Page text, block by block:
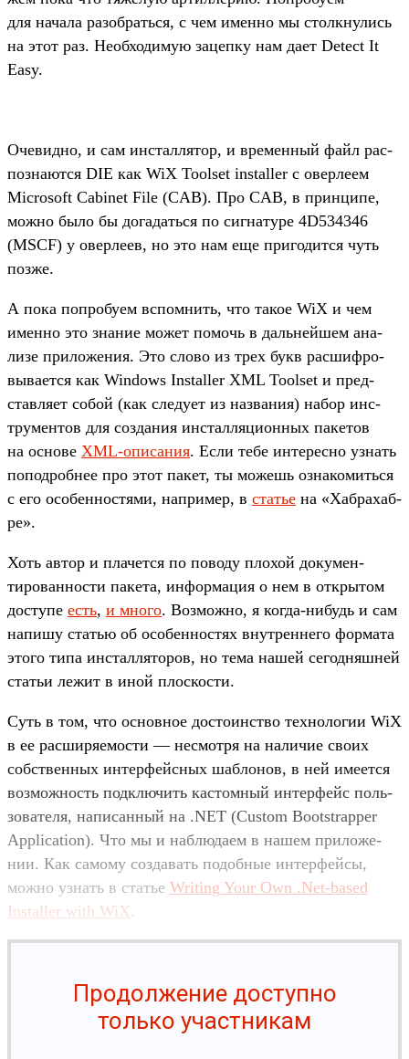
для начала разоб­рать­ся, с чем имен­но мы стол­кну­лись
на этот раз. Необ­ходимую зацеп­ку нам дает Detect It
Easy.
Оче­вид­но, и сам инстал­лятор, и вре­мен­ный файл рас­
позна­ются DIE как WiX Toolset installer с овер­леем
Microsoft Cabinet File (CAB). Про CAB, в прин­ципе,
мож­но было бы догадать­ся по сиг­натуре 4D534346
(MSCF) у овер­леев, но это нам еще при­годит­ся чуть
поз­же.
А пока поп­робу­ем вспом­нить, что такое WiX и чем
имен­но это зна­ние может помочь в даль­нейшем ана­
лизе при­ложе­ния. Это сло­во из трех букв рас­шифро­
выва­ется как Windows Installer XML Toolset и пред­
став­ляет собой (как сле­дует из наз­вания) набор инс­
тру­мен­тов для соз­дания инстал­ляци­онных пакетов
на осно­ве XML-опи­сания. Если тебе инте­рес­но узнать
попод­робнее про этот пакет, ты можешь озна­комить­ся
с его осо­бен­ностя­ми, нап­ример, в статье на «Хаб­рахаб­
ре».
Хоть автор и пла­чет­ся по поводу пло­хой докумен­
тирован­ности пакета, информа­ция о нем в откры­том
дос­тупе есть, и мно­го. Воз­можно, я ког­да‑нибудь и сам
напишу статью об осо­бен­ностях внут­ренне­го фор­мата
это­го типа инстал­ляторов, но тема нашей сегод­няшней
статьи лежит в иной плос­кости.
Cуть в том, что основное дос­тоинс­тво тех­нологии WiX
в ее рас­ширя­емос­ти — нес­мотря на наличие сво­их
собс­твен­ных интерфей­сных шаб­лонов, в ней име­ется
воз­можность под­клю­чить кас­томный интерфейс поль­
зовате­ля, написан­ный на .NET (Custom Bootstrapper
Application). Что мы и наб­люда­ем в нашем при­ложе­
нии. Как самому соз­давать подоб­ные интерфей­сы,
мож­но узнать в статье Writing Your Own .Net-based
Installer with WiX .
Продолжение доступно
только участникам